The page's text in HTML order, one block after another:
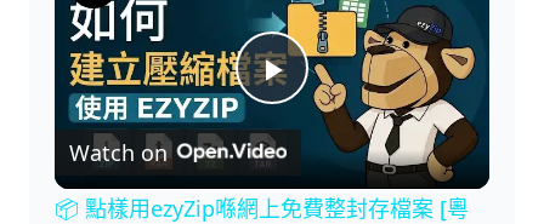
P
l
Watch on
📦 點樣用ezyZip喺網上免費整封存檔案 [粵